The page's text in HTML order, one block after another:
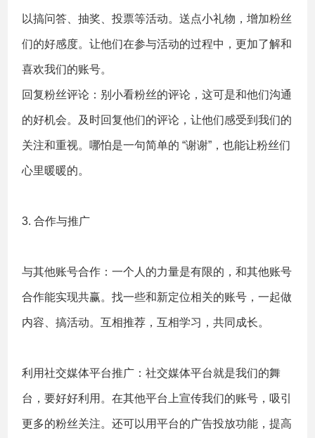
以搞问答、抽奖、投票等活动。送点小礼物，增加粉丝
们的好感度。让他们在参与活动的过程中，更加了解和
喜欢我们的账号。
回复粉丝评论：别小看粉丝的评论，这可是和他们沟通
的好机会。及时回复他们的评论，让他们感受到我们的
关注和重视。哪怕是一句简单的 “谢谢”，也能让粉丝们
心里暖暖的。
3. 合作与推广
与其他账号合作：一个人的力量是有限的，和其他账号
合作能实现共赢。找一些和新定位相关的账号，一起做
内容、搞活动。互相推荐，互相学习，共同成长。
利用社交媒体平台推广：社交媒体平台就是我们的舞
台，要好好利用。在其他平台上宣传我们的账号，吸引
更多的粉丝关注。还可以用平台的广告投放功能，提高